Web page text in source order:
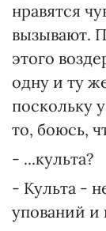
нравятся
вызывают.
этого
одну и ту
поскольку
то, боюсь,
- ...культа?
- Культа -
упований и